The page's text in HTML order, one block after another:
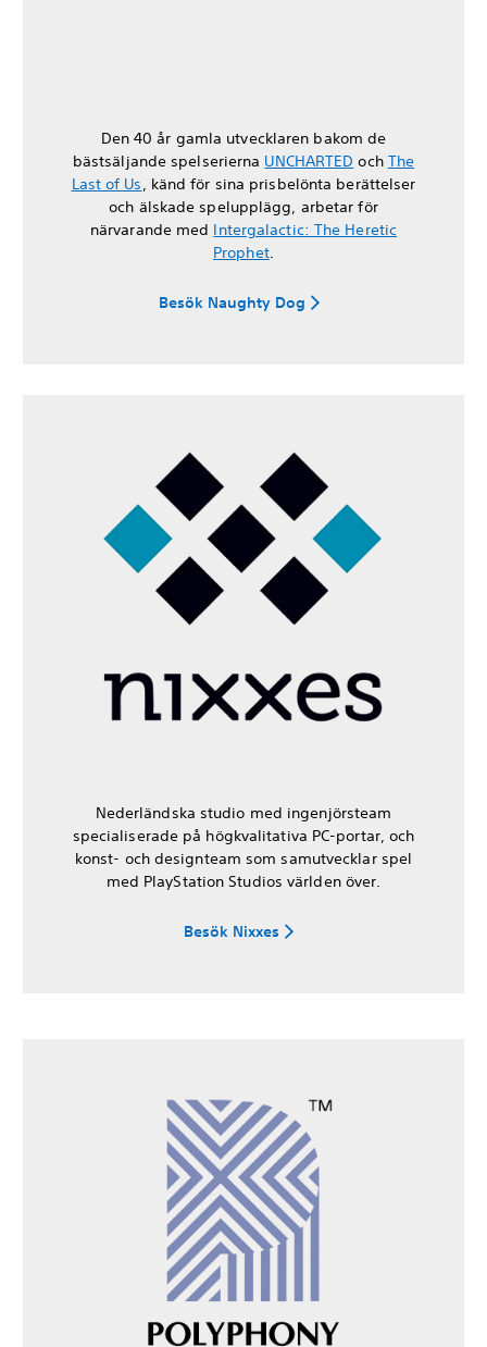
Den 40 år gamla utvecklaren bakom de
bästsäljande spelserierna UNCHARTED och The
Last of Us, känd för sina prisbelönta berättelser
och älskade spelupplägg, arbetar för
närvarande med Intergalactic: The Heretic
Prophet.
Besök Naughty Dog
Nederländska studio med ingenjörsteam
specialiserade på högkvalitativa PC-portar, och
konst- och designteam som samutvecklar spel
med PlayStation Studios världen över.
Besök Nixxes